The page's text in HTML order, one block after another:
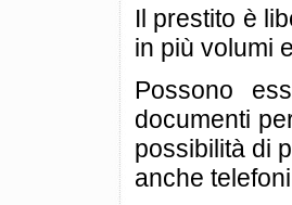
Il prestito è
in più volumi
Possono
documenti
possibilità di
anche